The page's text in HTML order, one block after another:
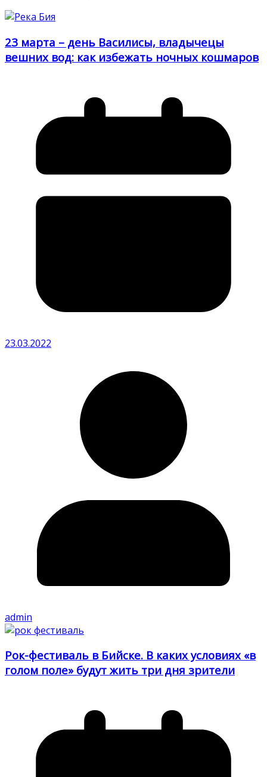
23 марта – день Василисы, владычецы
вешних вод: как избежать ночных кошмаров
23.03.2022
admin
Рок-фестиваль в Бийске. В каких условиях «в
голом поле» будут жить три дня зрители